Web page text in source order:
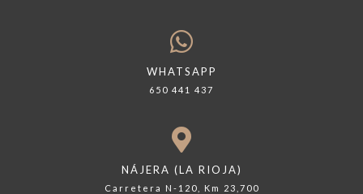
WHATSAPP
650 441 437
NÁJERA (LA RIOJA)
Carretera N-120, Km 23,700